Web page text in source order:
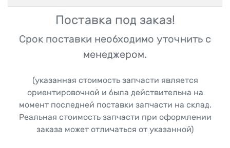
Поставка под заказ!
Срок поставки необходимо уточнить с
менеджером.
(указанная стоимость запчасти является
ориентировочной и была действительна на
момент последней поставки запчасти на склад.
Реальная стоимость запчасти при оформлении
заказа может отличаться от указанной)